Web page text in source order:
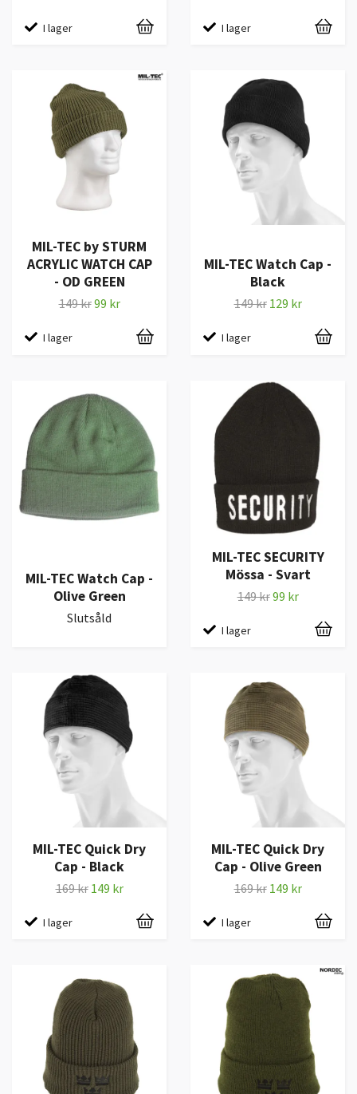
I lager I lager
MIL-TEC by STURM
ACRYLIC WATCH CAP
- OD GREEN
149 kr99 kr
I lager
MIL-TEC Watch Cap -
Black
149 kr 129 kr
I lager
MIL-TEC Watch Cap -
Olive Green
Slutsåld
MIL-TEC SECURITY
Mössa - Svart
149 kr99 kr
I lager
MIL-TEC Quick Dry
Cap - Black
169 kr 149 kr
I lager
MIL-TEC Quick Dry
Cap - Olive Green
169 kr 149 kr
I lager